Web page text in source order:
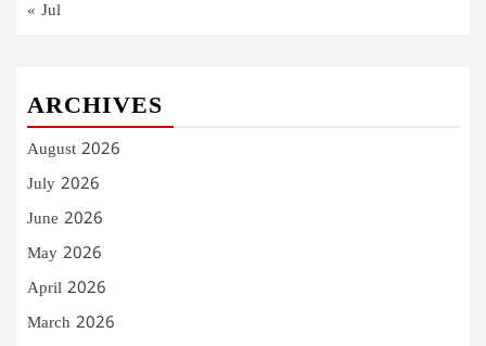
« Jul
ARCHIVES
August 2026
July 2026
June 2026
May 2026
April 2026
March 2026